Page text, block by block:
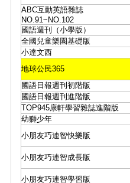
ABC互動英語雜誌
NO.91~NO.102
國語週刊（小學版）
全國兒童樂園基礎版
小達文西
地球公民365
國語日報週刊初階版
國語日報週刊進階版
TOP945康軒學習雜誌進階版
幼獅少年
小朋友巧連智快樂版
小朋友巧連智成長版
小朋友巧連智學習版